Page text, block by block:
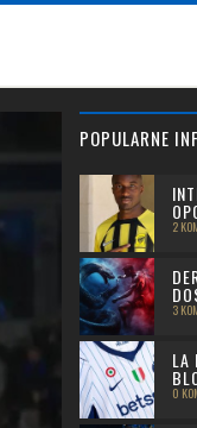
POPULARNE
2
3
LA
0